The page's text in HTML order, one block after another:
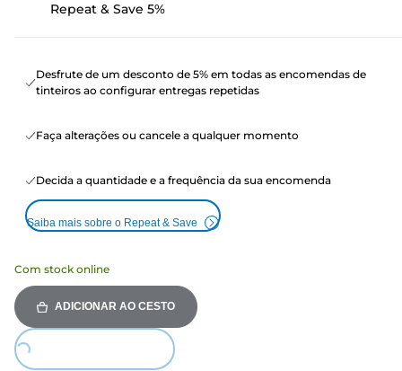
Repeat & Save 5%
Desfrute de um desconto de 5% em todas as encomendas de
tinteiros ao configurar entregas repetidas
Faça alterações ou cancele a qualquer momento
Decida a quantidade e a frequência da sua encomenda
Saiba mais sobre o Repeat & Save
Com stock online
ADICIONAR AO CESTO
Loading...